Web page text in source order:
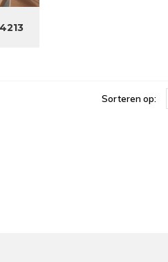
Sorteren op: